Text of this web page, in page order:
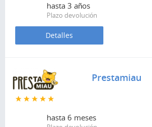
hasta 3 años
Plazo devolución
Detalles
Prestamiau
hasta 6 meses